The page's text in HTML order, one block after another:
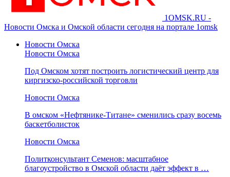
1OMSK.RU -
Новости Омска и Омской области сегодня на портале 1omsk
Новости Омска
Новости Омска
Под Омском хотят построить логистический центр для
киргизско-российской торговли
Новости Омска
В омском «Нефтянике-Титане» сменились сразу восемь
баскетболисток
Новости Омска
Политконсультант Семенов: масштабное
благоустройство в Омской области даёт эффект в …